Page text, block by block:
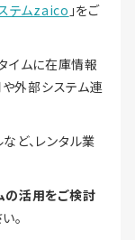
テムzaico 」をご
イムに在庫情報
や外部システム連
ど、レンタル業
の活用をご検討
。